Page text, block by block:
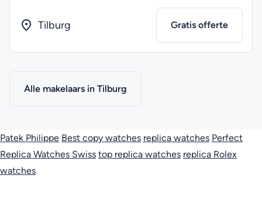
Tilburg Gratis offerte
Alle makelaars in Tilburg
Patek Philippe Best copy watches replica watches Perfect
Replica Watches Swiss top replica watches replica Rolex
watches